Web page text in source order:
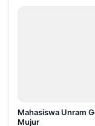
Mahasiswa Unram
Mujur